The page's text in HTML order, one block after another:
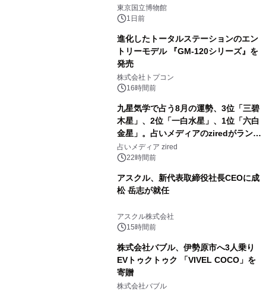
東京国立博物館
1日前
進化したトータルステーションのエン
トリーモデル 『GM-120シリーズ』を
発売
株式会社トプコン
16時間前
九星気学で占う8月の運勢、3位「三碧
木星」、2位「一白水星」、1位「六白
金星」。占いメディアのziredがランキ
ングを発表
占いメディア zired
22時間前
アスクル、新代表取締役社長CEOに成
松 岳志が就任
アスクル株式会社
15時間前
株式会社バブル、伊勢原市へ3人乗り
EVトゥクトゥク 「VIVEL COCO」を
寄贈
株式会社バブル